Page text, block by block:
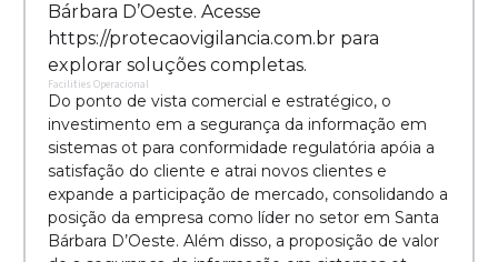
Bárbara D’Oeste. Acesse
https://protecaovigilancia.com.br para
explorar soluções completas.
Facilities Operacional
Do ponto de vista comercial e estratégico, o
investimento em a segurança da informação em
sistemas ot para conformidade regulatória apóia a
satisfação do cliente e atrai novos clientes e
expande a participação de mercado, consolidando a
posição da empresa como líder no setor em Santa
Bárbara D’Oeste. Além disso, a proposição de valor